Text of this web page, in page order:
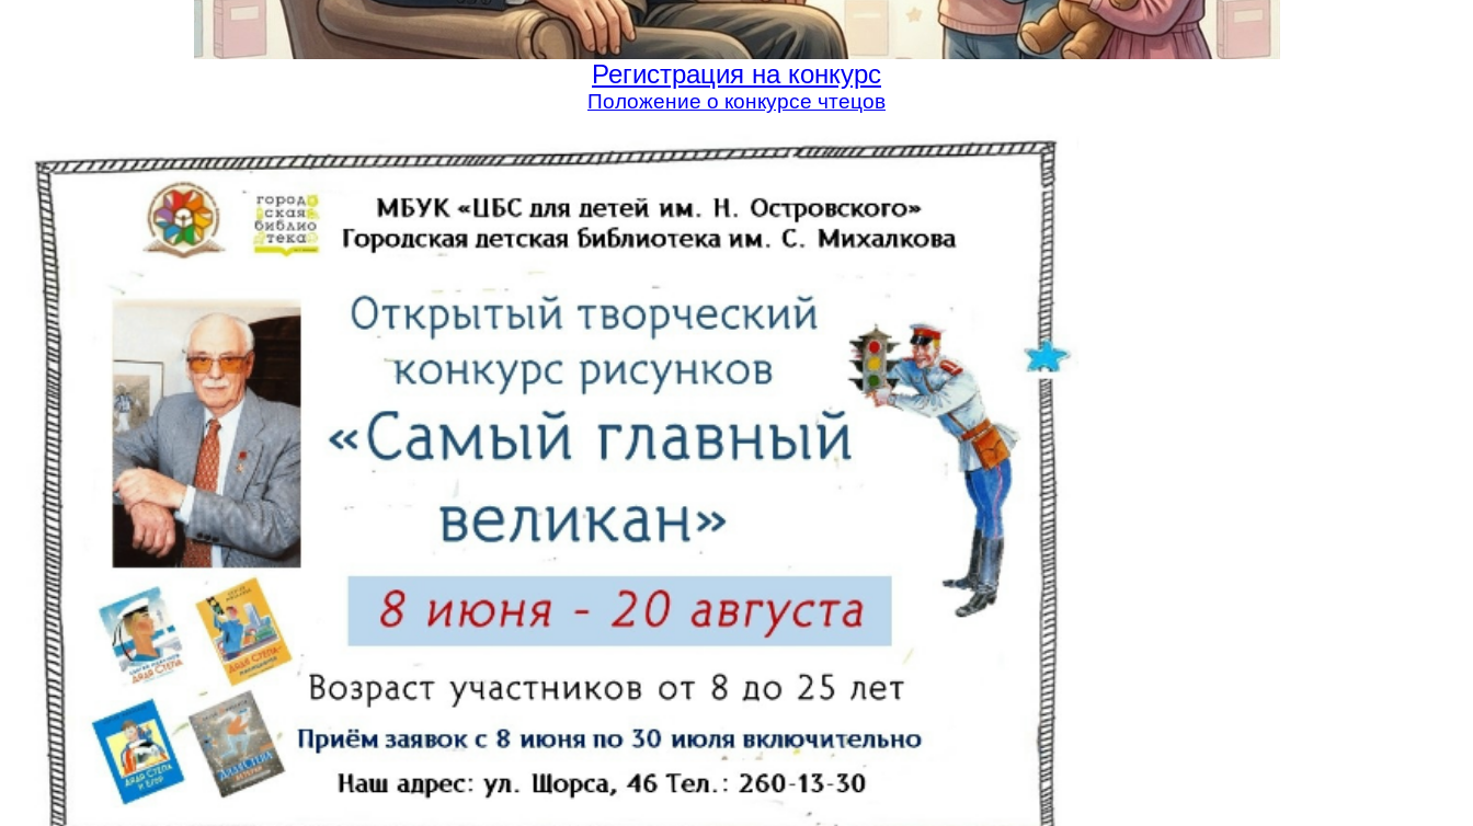
Регистрация на конкурс
Положение о конкурсе чтецов